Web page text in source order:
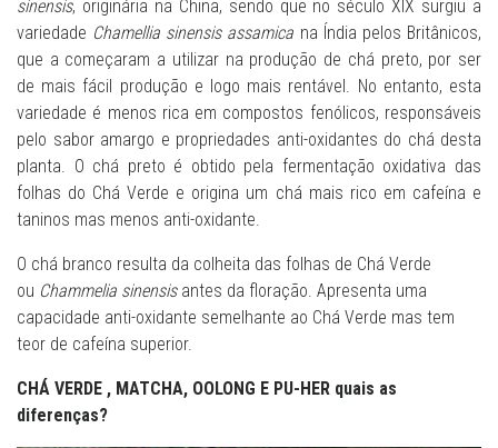
sinensis, originária na China, sendo que no século XIX surgiu a
variedade Chamellia sinensis assamica na Índia pelos Britânicos,
que a começaram a utilizar na produção de chá preto, por ser
de mais fácil produção e logo mais rentável. No entanto, esta
variedade é menos rica em compostos fenólicos, responsáveis
pelo sabor amargo e propriedades anti-oxidantes do chá desta
planta. O chá preto é obtido pela fermentação oxidativa das
folhas do Chá Verde e origina um chá mais rico em cafeína e
taninos mas menos anti-oxidante.
O chá branco resulta da colheita das folhas de Chá Verde
ou Chammelia sinensisantes da floração. Apresenta uma
capacidade anti-oxidante semelhante ao Chá Verde mas tem
teor de cafeína superior.
CHÁ VERDE , MATCHA, OOLONG E PU-HER quais as
diferenças?